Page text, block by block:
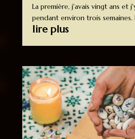
La première, j'avais vingt ans et
pendant environ trois semaines.
lire plus